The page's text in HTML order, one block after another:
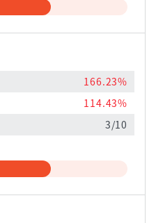
166.23%
114.43%
3/10